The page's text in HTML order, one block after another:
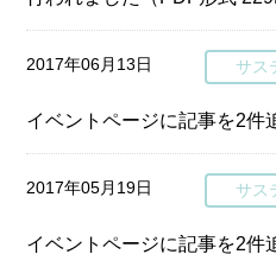
2017年06月13日 サス
イベントページに記事を2件
2017年05月19日 サス
イベントページに記事を2件